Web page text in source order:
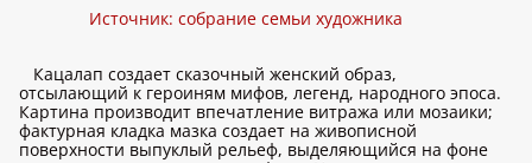
Источник: собрание семьи художника
Кацалап создает сказочный женский образ,
отсылающий к героиням мифов, легенд, народного эпоса.
Картина производит впечатление витража или мозаики;
фактурная кладка мазка создает на живописной
поверхности выпуклый рельеф, выделяющийся на фоне